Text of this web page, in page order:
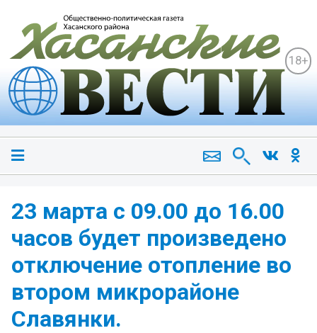
18+
23 марта с 09.00 до 16.00
часов будет произведено
отключение отопление во
втором микрорайоне
Славянки.